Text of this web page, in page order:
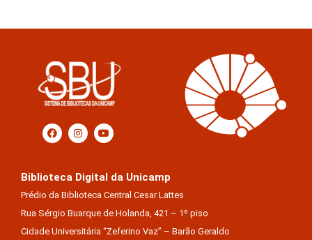
Biblioteca Digital da Unicamp
Prédio da Biblioteca Central Cesar Lattes
Rua Sérgio Buarque de Holanda, 421 – 1º piso
Cidade Universitária “Zeferino Vaz” – Barão Geraldo